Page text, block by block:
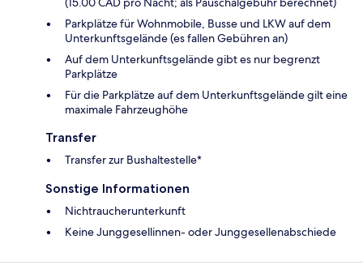
Parkplätze für Wohnmobile, Busse und LKW auf dem
Unterkunftsgelände (es fallen Gebühren an)
Auf dem Unterkunftsgelände gibt es nur begrenzt
Parkplätze
Für die Parkplätze auf dem Unterkunftsgelände gilt eine
maximale Fahrzeughöhe
Transfer
Transfer zur Bushaltestelle*
Sonstige Informationen
Nichtraucherunterkunft
Keine Junggesellinnen- oder Junggesellenabschiede